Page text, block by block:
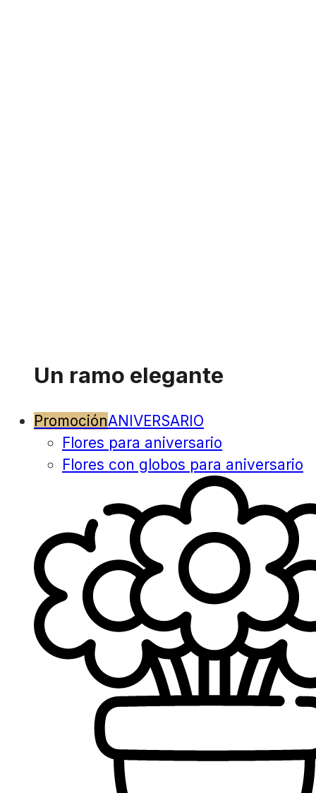
Un ramo elegante
PromociónANIVERSARIO
Flores para aniversario
Flores con globos para aniversario